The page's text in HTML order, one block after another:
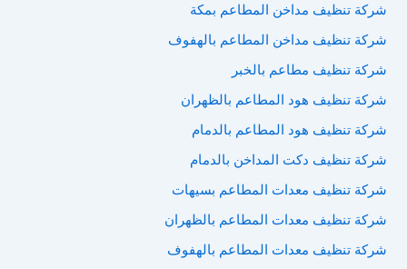
شركة تنظيف مداخن المطاعم بمكة
شركة تنظيف مداخن المطاعم بالهفوف
شركة تنظيف مطاعم بالخبر
شركة تنظيف هود المطاعم بالظهران
شركة تنظيف هود المطاعم بالدمام
شركة تنظيف دكت المداخن بالدمام
شركة تنظيف معدات المطاعم بسيهات
شركة تنظيف معدات المطاعم بالظهران
شركة تنظيف معدات المطاعم بالهفوف